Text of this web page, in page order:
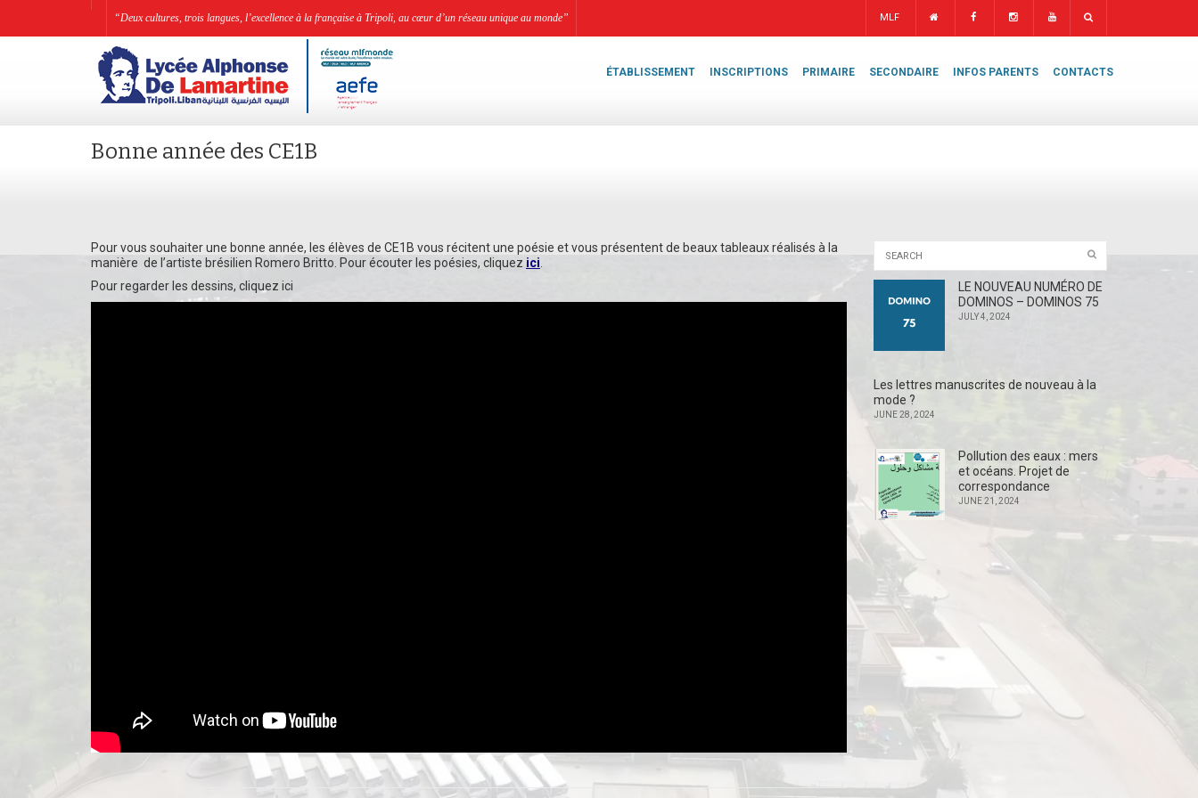
“Deux cultures, trois langues, l’excellence à la française à Tripoli, au cœur d’un réseau unique au monde” MLF
ÉTABLISSEMENT INSCRIPTIONS PRIMAIRE SECONDAIRE INFOS PARENTS CONTACTS
Bonne année des CE1B
Pour vous souhaiter une bonne année, les élèves de CE1B vous récitent une poésie et vous présentent de beaux tableaux réalisés à la
manière de l’artiste brésilien Romero Britto. Pour écouter les poésies, cliquez ici
Pour regarder les dessins, cliquez ici
LE NOUVEAU NUMÉRO DE
DOMINOS – DOMINOS 75
JULY 4, 2024
Les lettres manuscrites de nouveau à la
mode ?
JUNE 28, 2024
Pollution des eaux : mers
et océans. Projet de
correspondance
JUNE 21, 2024